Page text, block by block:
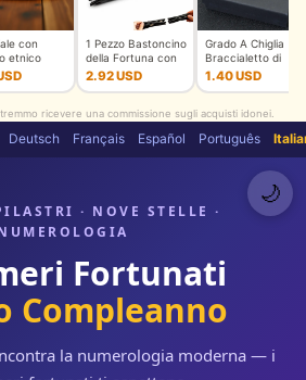
con
etnico
1 Pezzo Bastoncino
della Fortuna con
Scatola, Bastoncin
2.92 USD
Grado A Chiglia
Braccialetto di
Corda Uomini
Femme Fort
1.40 USD
ricevere una commissione sugli acquisti idonei.
Deutsch Français Español Português